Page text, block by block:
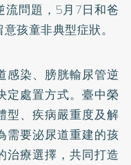
流問題，5月7日和爸
孩童非典型症狀。
感染、膀胱輸尿管逆
定處置方式。臺中榮
型、疾病嚴重度及解
需要泌尿道重建的孩
治療選擇，共同打造